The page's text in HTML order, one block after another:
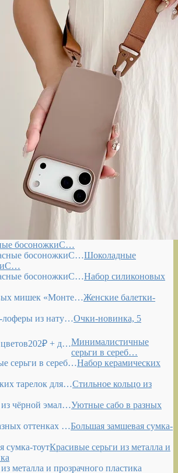
босоножкиС…
Шоколадные
Набор силиконовых
Женские балетки-
Очки-новинка, 5
Минималистичные
серьги в сереб…
Набор керамических
Стильное кольцо из
Уютные сабо в разных
Большая замшевая сумка-
Красивые серьги из металла и